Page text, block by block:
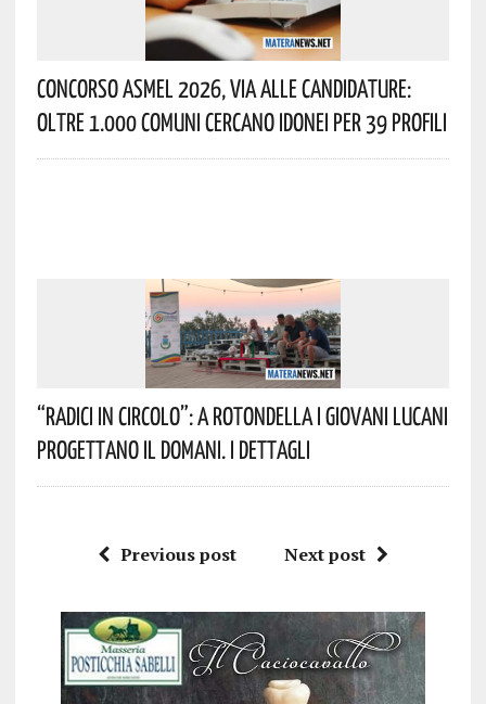
Concorso Asmel 2026, Via Alle Candidature:
Oltre 1.000 Comuni Cercano Idonei Per 39 Profili
“Radici In Circolo”: A Rotondella I Giovani Lucani
Progettano Il Domani. I Dettagli
Previous post Next post